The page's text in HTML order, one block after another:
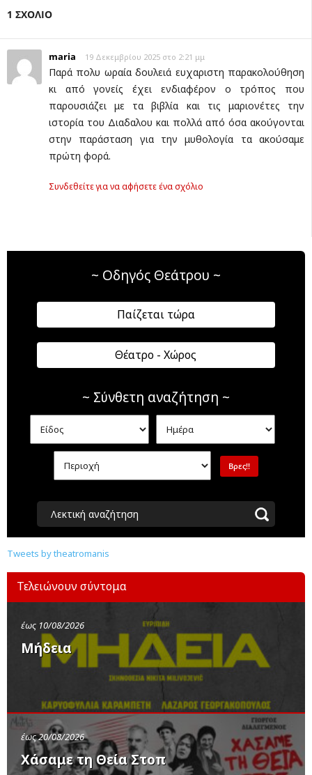
1 ΣΧΟΛΙΟ
maria 19 Δεκεμβρίου 2025 στο 2:21 μμ
Παρά πολυ ωραία δουλειά ευχαριστη παρακολούθηση
κι από γονείς έχει ενδιαφέρον ο τρόπος που
παρουσιάζει με τα βιβλία και τις μαριονέτες την
ιστορία του Διαδαλου και πολλά από όσα ακούγονται
στην παράσταση για την μυθολογία τα ακούσαμε
πρώτη φορά.
Συνδεθείτε για να αφήσετε ένα σχόλιο
~ Οδηγός Θεάτρου ~
Παίζεται τώρα
Θέατρο - Χώρος
~ Σύνθετη αναζήτηση ~
Λεκτική αναζήτηση
Tweets by theatromanis
Τελειώνουν σύντομα
έως 10/08/2026
Μήδεια
έως 20/08/2026
Χάσαμε τη Θεία Στοπ